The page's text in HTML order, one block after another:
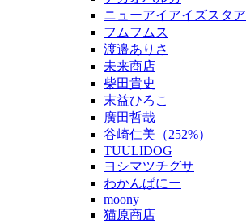
ニューアイアイズスタア
フムフムス
渡邉ありさ
未来商店
柴田貴史
末益ひろこ
廣田哲哉
谷崎仁美（252%）
TUULIDOG
ヨシマツチグサ
わかんぱにー
moony
猫原商店